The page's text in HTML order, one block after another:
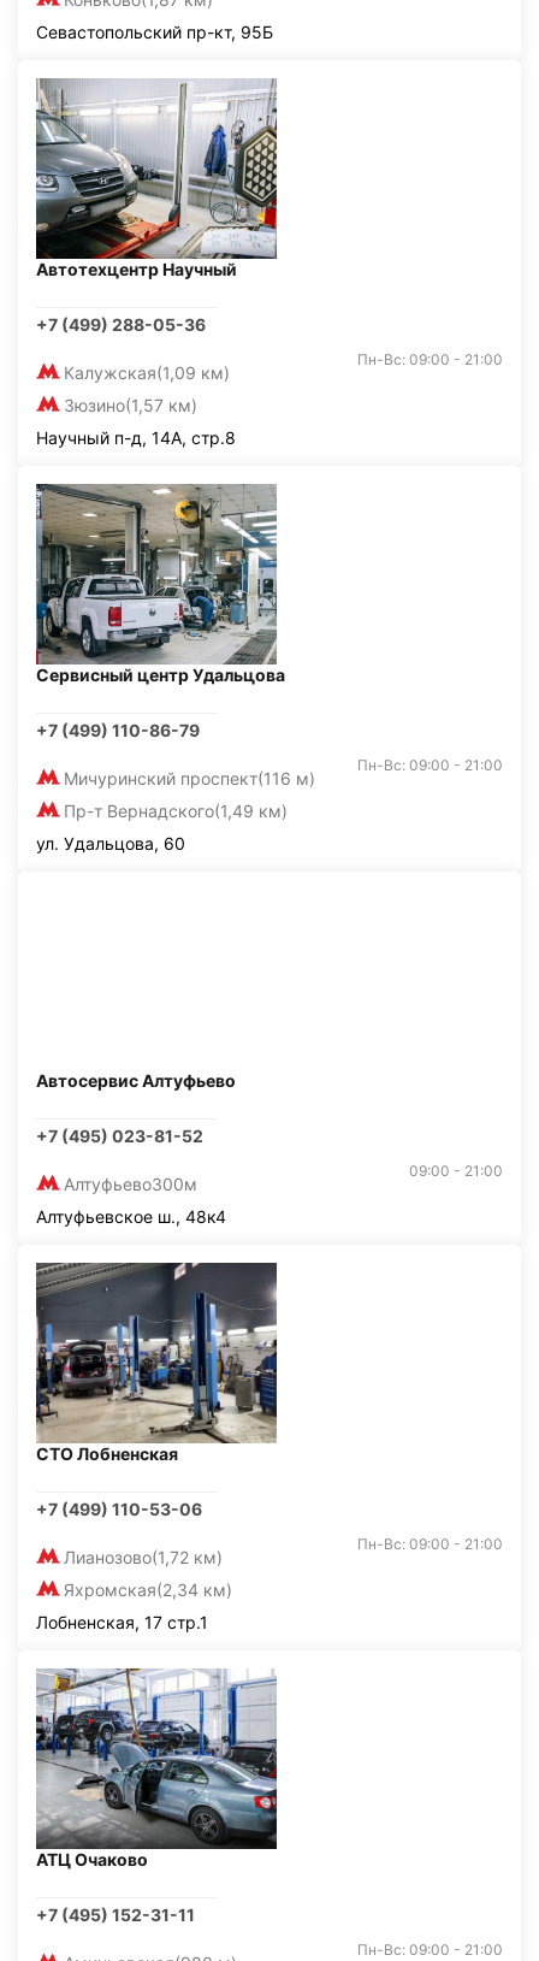
Севастопольский пр-кт, 95Б
Автотехцентр Научный
+7 (499) 288-05-36
Калужская(1,09 км)
Зюзино(1,57 км)
Пн-Вс: 09:00 - 21:00
Научный п-д, 14А, стр.8
Сервисный центр Удальцова
+7 (499) 110-86-79
Мичуринский проспект(116 м)
Пр-т Вернадского(1,49 км)
Пн-Вс: 09:00 - 21:00
ул. Удальцова, 60
Автосервис Алтуфьево
+7 (495) 023-81-52
Алтуфьево300м
09:00 - 21:00
Алтуфьевское ш., 48к4
СТО Лобненская
+7 (499) 110-53-06
Лианозово(1,72 км)
Яхромская(2,34 км)
Пн-Вс: 09:00 - 21:00
Лобненская, 17 стр.1
АТЦ Очаково
+7 (495) 152-31-11
Пн-Вс: 09:00 - 21:00